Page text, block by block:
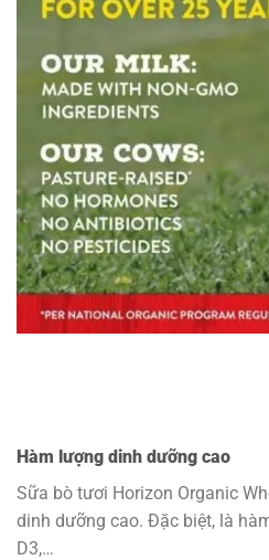
Hàm lượng dinh dưỡng cao
Sữa bò tươi Horizon Organic
dinh dưỡng cao. Đặc biệt, là
D3,…